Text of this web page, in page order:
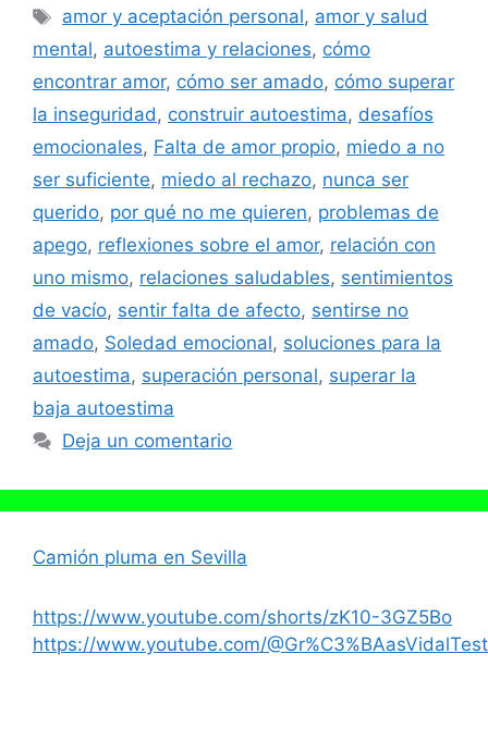
Etiquetas
amor y aceptación personal, amor y salud
mental, autoestima y relaciones, cómo
encontrar amor, cómo ser amado, cómo superar
la inseguridad, construir autoestima, desafíos
emocionales, Falta de amor propio, miedo a no
ser suficiente, miedo al rechazo, nunca ser
querido, por qué no me quieren, problemas de
apego, reflexiones sobre el amor, relación con
uno mismo, relaciones saludables, sentimientos
de vacío, sentir falta de afecto, sentirse no
amado, Soledad emocional, soluciones para la
autoestima, superación personal, superar la
baja autoestima
Deja un comentario
Camión pluma en Sevilla
https://www.youtube.com/shorts/zK10-3GZ5Bo
https://www.youtube.com/